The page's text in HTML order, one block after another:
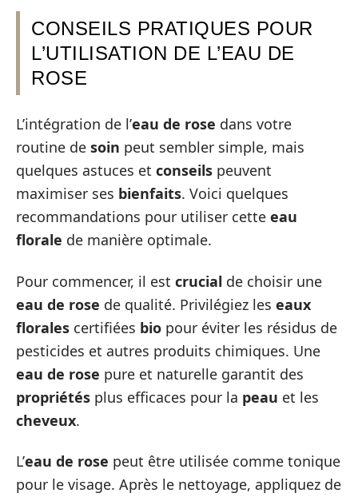
CONSEILS PRATIQUES POUR
L’UTILISATION DE L’EAU DE
ROSE
L’intégration de l’eau de rose dans votre
routine de soin peut sembler simple, mais
quelques astuces et conseils peuvent
maximiser ses bienfaits. Voici quelques
recommandations pour utiliser cette eau
florale de manière optimale.
Pour commencer, il est crucial de choisir une
eau de rose de qualité. Privilégiez les eaux
florales certifiées bio pour éviter les résidus de
pesticides et autres produits chimiques. Une
eau de rose pure et naturelle garantit des
propriétés plus efficaces pour la peau et les
cheveux.
L’eau de rose peut être utilisée comme tonique
pour le visage. Après le nettoyage, appliquez de